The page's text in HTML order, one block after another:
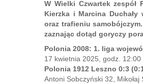
W Wielki Czwartek zespół
Kierzka i Marcina Duchały
oraz trafieniu
zaznając dotąd goryczy
Polonia 2008: 1. liga
17 kwietnia 2025, godz.
Polonia 1912 Leszno 0:3
Antoni Sobczyński 32,